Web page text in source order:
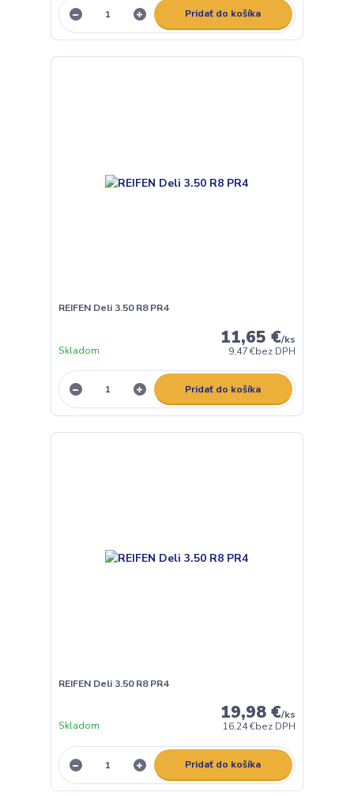
Pridať do košíka
REIFEN Deli 3.50 R8 PR4
11,65 €/ks
9,47 €bez DPH
Skladom
Pridať do košíka
REIFEN Deli 3.50 R8 PR4
19,98 €/ks
16,24 €bez DPH
Skladom
Pridať do košíka